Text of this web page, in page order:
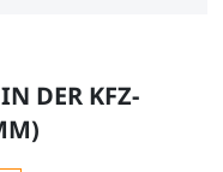
DER KFZ-